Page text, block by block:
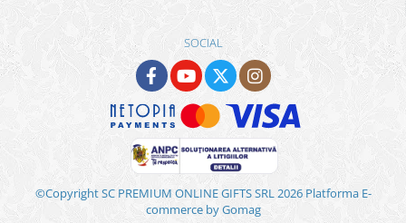
SOCIAL
©Copyright SC PREMIUM ONLINE GIFTS SRL 2026 Platforma E-
commerce by Gomag